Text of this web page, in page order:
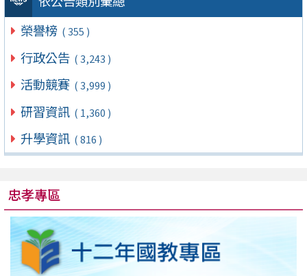
榮譽榜 ( 355 )
行政公告 ( 3,243 )
活動競賽 ( 3,999 )
研習資訊 ( 1,360 )
升學資訊 ( 816 )
忠孝專區